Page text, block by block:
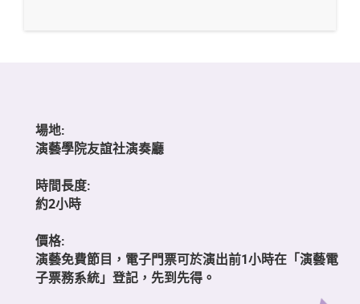
場地:
演藝學院友誼社演奏廳
時間長度:
約2小時
價格:
演藝免費節目，電子門票可於演出前1小時在「演藝電
子票務系統」登記，先到先得。